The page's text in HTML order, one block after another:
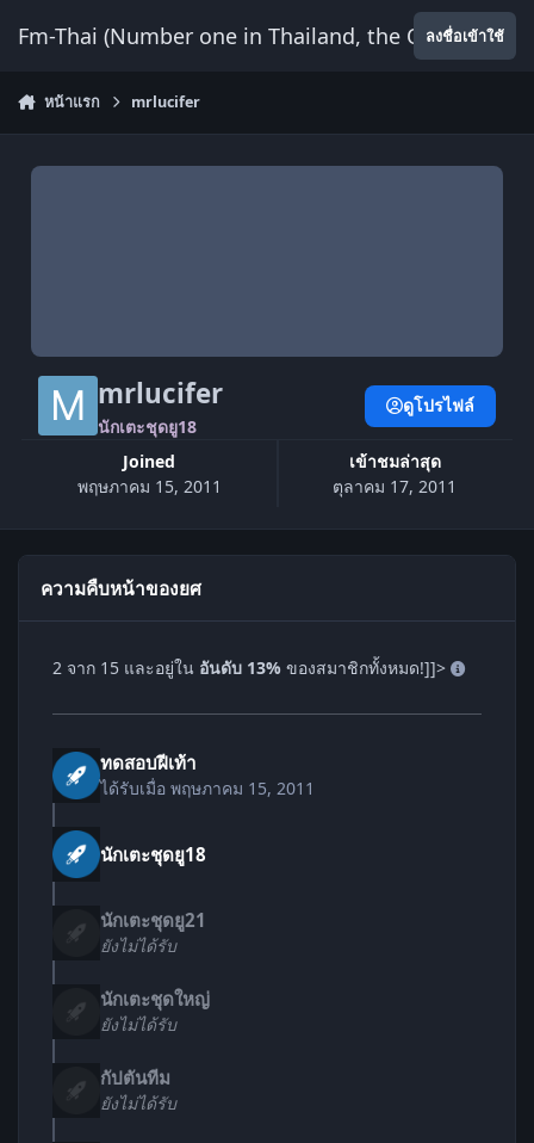
Fm-Thai (Number one in Thailand, the Onlyลงชื่อเข้าใช้
หน้าแรก mrlucifer
mrlucifer
นักเตะชุดยู18
Joined
พฤษภาคม 15, 2011
เข้าชมล่าสุด
ตุลาคม 17, 2011
ดูโปรไฟล์
ความคืบหน้าของยศ
2 จาก 15 และอยู่ใน อันดับ 13% ของสมาชิกทั้งหมด!]]>
ทดสอบฝีเท้า
ได้รับเมื่อ พฤษภาคม 15, 2011
นักเตะชุดยู18
นักเตะชุดยู21
ยังไม่ได้รับ
นักเตะชุดใหญ่
ยังไม่ได้รับ
กัปตันทีม
ยังไม่ได้รับ